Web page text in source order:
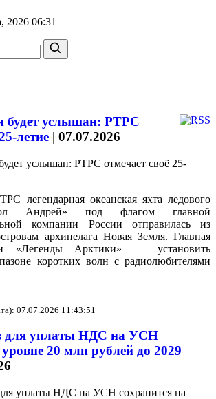
2026 06:31
будет услышан: РТРС
летие | 07.07.2026
легендарная океанская яхта ледового
Андрей» под флагом главной
компании России отправилась из
архипелага Новая Земля. Главная
«Легенды Арктики» — установить
коротких волн с радиолюбителями
07.07.2026 11:43:51
для уплаты НДС на УСН
20 млн рублей до 2029